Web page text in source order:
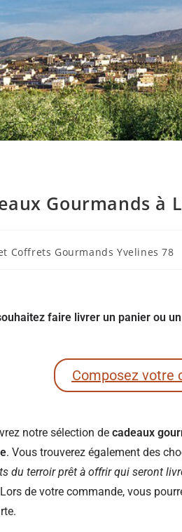
Gourmands à
Coffrets Gourmands Yvelines 78
faire livrer un panier ou
Composez votre
notre sélection de cadeaux
. Vous trouverez également des
du terroir prêt à offrir qui seront
Lors de votre commande, vous